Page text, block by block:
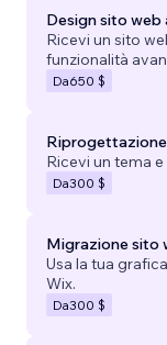
Design sito
Ricevi un sito
funzionalità
Da650 $
Ricevi un tema
Da300 $
Migrazione sito
Usa la tua
Wix.
Da300 $